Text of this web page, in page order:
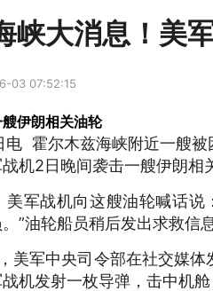
峡大消息！美
03 07:52:15
伊朗相关油轮
电 霍尔木兹海峡附近一艘
机2日晚间袭击一艘伊朗相
美军战机向这艘油轮喊话
”油轮船员稍后发出求救信
美军中央司令部在社交媒
机发射一枚导弹，击中机